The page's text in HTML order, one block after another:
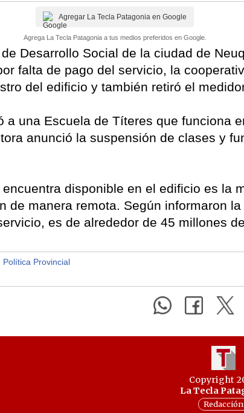
Agregar La Tecla Patagonia en Google
Agrega La Tecla Patagonia a tus medios preferidos en Google.
Desarrollo Social de la ciudad de
falta de pago del servicio, la
del edificio y también retiró el
a una Escuela de Títeres que funciona
anunció la suspensión de clases y
disponible en el edificio es la
de manera remota. Según informaron
es de alrededor de 45 millones
Política Provincial
Copyright
La Tecla
Redacción